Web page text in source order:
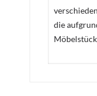
die